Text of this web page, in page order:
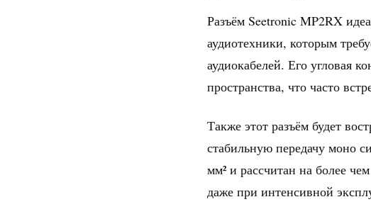
Разъём Seetronic MP2RX
аудиотехники, которым
аудиокабелей. Его угловая
пространства, что часто
Также этот разъём будет
стабильную передачу моно
мм² и рассчитан на более
даже при интенсивной